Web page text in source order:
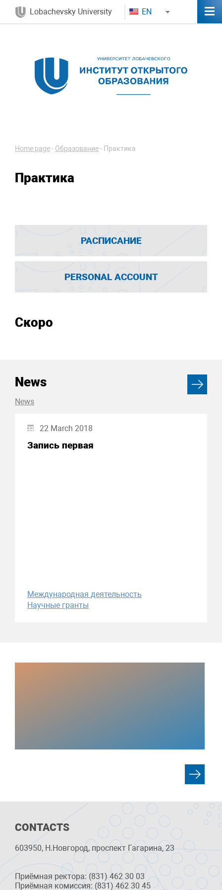
Lobachevsky University EN
Home page- Образование- Практика
Практика
РАСПИСАНИЕ
PERSONAL ACCOUNT
Скоро
News
News
22 March 2018
Запись первая
Международная деятельность
Научные гранты
CONTACTS
603950, Н.Новгород, проспект Гагарина, 23
Приёмная ректора: (831) 462 30 03
Приёмная комиссия: (831) 462 30 45